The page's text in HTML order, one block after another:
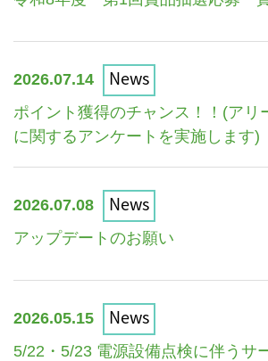
2026.07.14 News
ポイント獲得のチャンス！！(アリ
に関するアンケートを実施します)
2026.07.08 News
アップデートのお願い
2026.05.15 News
5/22・5/23 電源設備点検に伴うサ